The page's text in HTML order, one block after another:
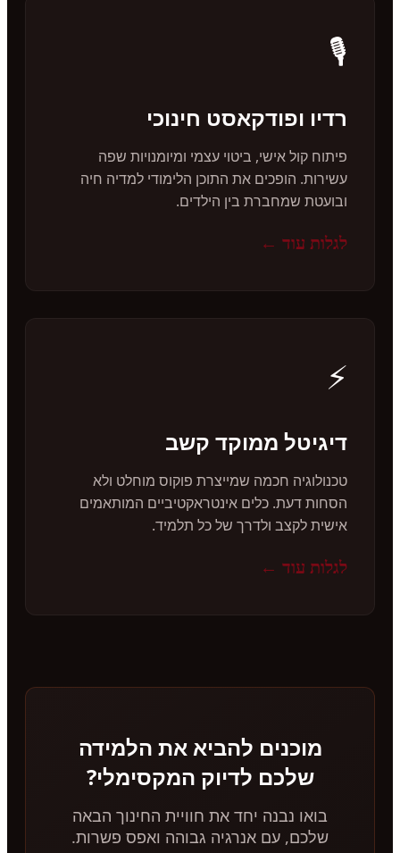
🎙️
רדיו ופודקאסט חינוכי
פיתוח קול אישי, ביטוי עצמי ומיומנויות שפה
עשירות. הופכים את התוכן הלימודי למדיה חיה
ובועטת שמחברת בין הילדים.
לגלות עוד ←
⚡
דיגיטל ממוקד קשב
טכנולוגיה חכמה שמייצרת פוקוס מוחלט ולא
הסחות דעת. כלים אינטראקטיביים המותאמים
אישית לקצב ולדרך של כל תלמיד.
לגלות עוד ←
מוכנים להביא את הלמידה
שלכם לדיוק המקסימלי?
בואו נבנה יחד את חוויית החינוך הבאה
שלכם, עם אנרגיה גבוהה ואפס פשרות.